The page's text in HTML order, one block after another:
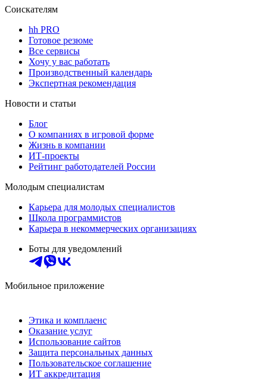
Соискателям
hh PRO
Готовое резюме
Все сервисы
Хочу у вас работать
Производственный календарь
Экспертная рекомендация
Новости и статьи
Блог
О компаниях в игровой форме
Жизнь в компании
ИТ-проекты
Рейтинг работодателей России
Молодым специалистам
Карьера для молодых специалистов
Школа программистов
Карьера в некоммерческих организациях
Боты для уведомлений
Мобильное приложение
Этика и комплаенс
Оказание услуг
Использование сайтов
Защита персональных данных
Пользовательское соглашение
ИТ аккредитация